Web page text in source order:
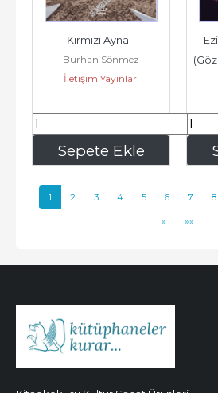
Sepete Ekle
Kırmızı Ayna -
Burhan Sönmez
İletişim Yayınları
218,30
1 2 3 4 5 6 7 8
» »»